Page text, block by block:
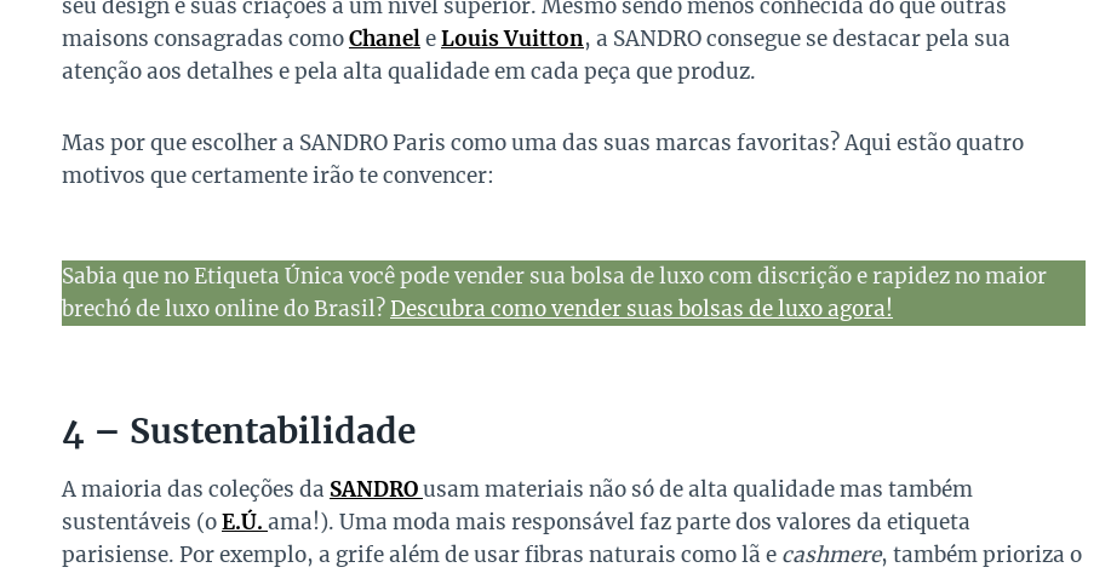
seu design e suas criações a um nível superior. Mesmo sendo menos conhecida do que outras
maisons consagradas comoChaneleLouis Vuitton, a SANDRO consegue se destacar pela sua
atenção aos detalhes e pela alta qualidade em cada peça que produz.
Mas por que escolher a SANDRO Paris como uma das suas marcas favoritas? Aqui estão quatro
motivos que certamente irão te convencer:
Sabia que no Etiqueta Única você pode vender sua bolsa de luxo com discrição e rapidez no maior
brechó de luxo online do Brasil?Descubra como vender suas bolsas de luxo agora!
4 – Sustentabilidade
A maioria das coleções da SANDROusam materiais não só de alta qualidade mas também
sustentáveis (oE.Ú. ama!). Uma moda mais responsável faz parte dos valores da etiqueta
parisiense. Por exemplo, a grife além de usar fibras naturais como lã e cashmere, também prioriza o